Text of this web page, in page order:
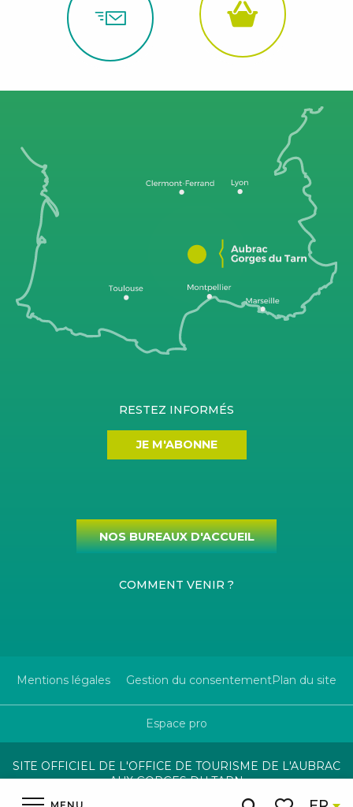
RESTEZ INFORMÉS
JE M'ABONNE
NOS BUREAUX D'ACCUEIL
COMMENT VENIR ?
Mentions légales Gestion du consentementPlan du site
SITE OFFICIEL DE L'OFFICE DE TOURISME DE L'AUBRAC
AUX GORGES DU TARN
Espace pro